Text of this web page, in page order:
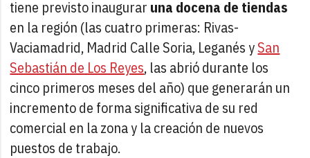
tiene previsto inaugurar una docena de tiendas
en la región (las cuatro primeras: Rivas-
Vaciamadrid, Madrid Calle Soria, Leganés ySan
Sebastián de Los Reyes, las abrió durante los
cinco primeros meses del año) que generarán un
incremento de forma significativa de su red
comercial en la zona y la creación de nuevos
puestos de trabajo.